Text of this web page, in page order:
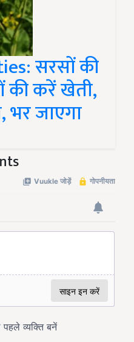
सरसों की
की करें खेती,
भर जाएगा